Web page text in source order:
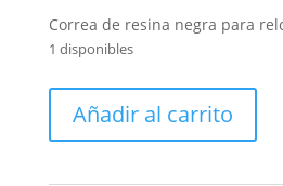
Correa de resina negra para
1 disponibles
Casio
PRW-
Añadir al carrito